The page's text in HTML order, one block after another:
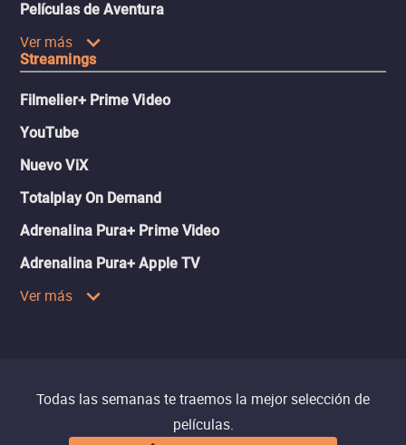
Películas de Aventura
Ver más
Streamings
Filmelier+ Prime Video
YouTube
Nuevo ViX
Totalplay On Demand
Adrenalina Pura+ Prime Video
Adrenalina Pura+ Apple TV
Ver más
Todas las semanas te traemos la mejor selección de
películas.